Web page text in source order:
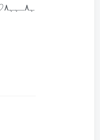
组完了 ˋˏᰔᩚˎˊ˗居家日常长公子 ٨ـﮩﮩ٨ـ♡‎‎ﮩ٨ـﮩﮩ٨